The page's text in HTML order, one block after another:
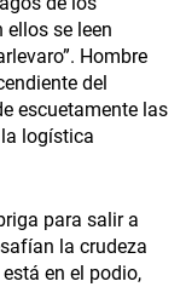
ellos se leen
Hombre
del
escuetamente las
logística
para salir a
la crudeza
en el podio,